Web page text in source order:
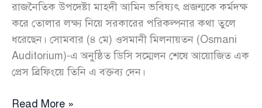
রাজনৈতিক উপদেষ্টা মাহদী আমিন ভবিষ্যৎ প্রজন্মকে কর্মদক্ষ
করে তোলার লক্ষ্য নিয়ে সরকারের পরিকল্পনার কথা তুলে
ধরেছেন। সোমবার (৪ মে) ওসমানী মিলনায়তন (Osmani
Auditorium)-এ অনুষ্ঠিত ডিসি সম্মেলন শেষে আয়োজিত এক
প্রেস ব্রিফিংয়ে তিনি এ বক্তব্য দেন।
ভবিষ্যৎ
Read More »